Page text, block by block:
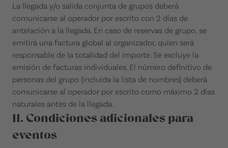
La llegada y/o salida conjunta de grupos deberá
comunicarse al operador por escrito con 2 días de
antelación a la llegada. En caso de reservas de grupo, se
emitirá una factura global al organizador, quien será
responsable de la totalidad del importe. Se excluye la
emisión de facturas individuales. El número definitivo de
personas del grupo (incluida la lista de nombres) deberá
comunicarse al operador por escrito como máximo 2 días
naturales antes de la llegada.
11. Condiciones adicionales para
eventos